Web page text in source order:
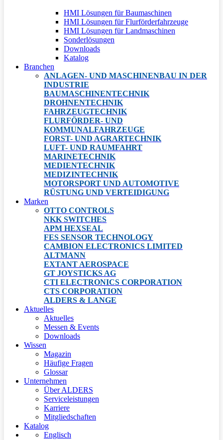
HMI Lösungen für Baumaschinen
HMI Lösungen für Flurförderfahrzeuge
HMI Lösungen für Landmaschinen
Sonderlösungen
Downloads
Katalog
Branchen
ANLAGEN- UND MASCHINENBAU IN DER
INDUSTRIE
BAUMASCHINENTECHNIK
DROHNENTECHNIK
FAHRZEUGTECHNIK
FLURFÖRDER- UND
KOMMUNALFAHRZEUGE
FORST- UND AGRARTECHNIK
LUFT- UND RAUMFAHRT
MARINETECHNIK
MEDIENTECHNIK
MEDIZINTECHNIK
MOTORSPORT UND AUTOMOTIVE
RÜSTUNG UND VERTEIDIGUNG
Marken
OTTO CONTROLS
NKK SWITCHES
APM HEXSEAL
FES SENSOR TECHNOLOGY
CAMBION ELECTRONICS LIMITED
ALTMANN
EXTANT AEROSPACE
GT JOYSTICKS AG
CTI ELECTRONICS CORPORATION
CTS CORPORATION
ALDERS & LANGE
Aktuelles
Aktuelles
Messen & Events
Downloads
Wissen
Magazin
Häufige Fragen
Glossar
Unternehmen
Über ALDERS
Serviceleistungen
Karriere
Mitgliedschaften
Katalog
Englisch